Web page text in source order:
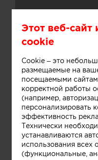
Этот веб-сайт
cookie
Cookie – это
размещаемые на
посещаемыми
корректной работы
(например,
персонализировать
эффективность
Технически
устанавливаются
использования всех
(функциональные,